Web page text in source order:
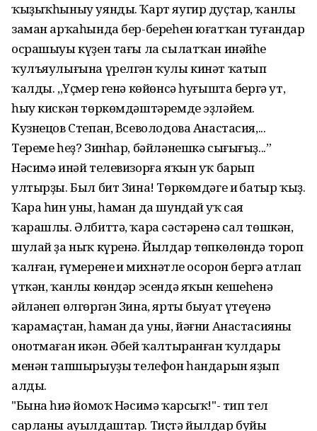
ҡыҙыҡһыныу уянды. Ҡарт яугир дуҫтар, ҡанлы
заман арҡаһында бер-береһен юғатҡан туғандар
осрашыуы күҙен тағы ла сылатҡан инәйһең
ҡулъяулығына үрелгән ҡулы кинәт ҡатып
ҡалды. ,,Үҫмер генә көйөнсә һуғышта бергә ут,
һыу кискән төркөмдәштәремде эҙләйем.
Кузнецов Степан, Всеволодова Анастасия,...
Тереме һеҙ? Зинһар, бәйләнешкә сығығыҙ...”
Нәсимә инәй телевизорға яҡын уҡ барып
ултырҙы. Был бит Зина! Төркөмдәге иң батыр ҡыҙ.
Ҡара һин уны, һаман да шундай уҡ сая
ҡарашлы. Әлбиттә, ҡара сәстәренә сал төшкән,
шулай ҙа ныҡ күренә. Йылдар төпкөлөндә тороп
ҡалған, ғүмеренең иң михнәтле осорон бергә атлап
үткән, ҡанлы көндәр эсендә яҡын кешеһенә
әйләнеп өлгөргән Зина, ярты быуат үтеүенә
ҡарамаҫтан, һаман да уны, йәғни Анастасияны
онотмаған икән. Әбей ҡалтыранған ҡулдары
менән тапшырыуҙың телефон һандарын яҙып
алды.
"Бына һиңә йомоҡ Нәсимә ҡарсыҡ!"- тип тел
сарланы ауылдаштар. Тиҫтә йылдар буйы